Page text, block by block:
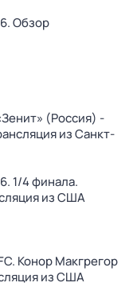
Обзор
(Россия) -
из Санкт-
1/4 финала.
из США
Конор Макгрегор
из США